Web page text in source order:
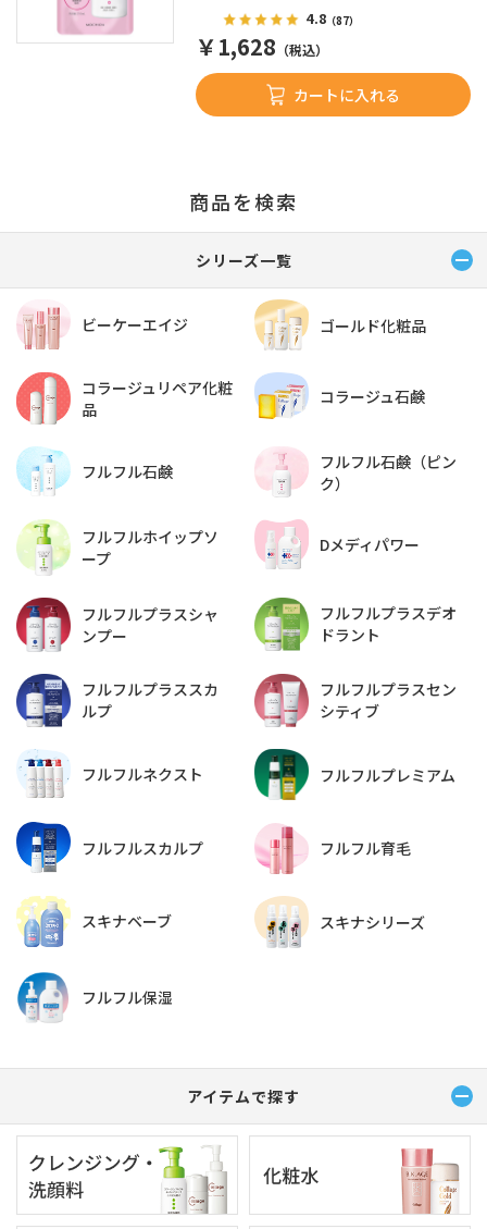
4.8（87）
￥1,628 （税込）
カートに入れる
商品を検索
シリーズ一覧
ビーケーエイジ ゴールド化粧品
コラージュリペア化粧
品
コラージュ石鹸
フルフル石鹸
フルフル石鹸（ピン
ク）
フルフルホイップソ
ープ
Dメディパワー
フルフルプラスシャ
ンプー
フルフルプラスデオ
ドラント
フルフルプラススカ
ルプ
フルフルプラスセン
シティブ
フルフルネクスト フルフルプレミアム
フルフルスカルプ フルフル育毛
スキナベーブ スキナシリーズ
フルフル保湿
アイテムで探す